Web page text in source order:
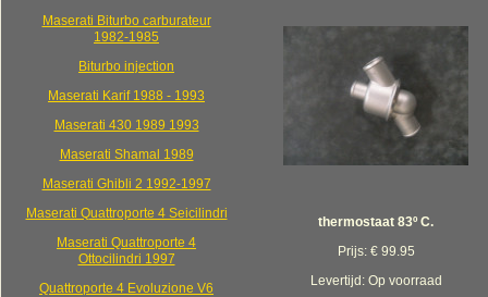
Maserati Biturbo carburateur
1982-1985
Biturbo injection
Maserati Karif 1988 - 1993
Maserati 430 1989 1993
Maserati Shamal 1989
Maserati Ghibli 2 1992-1997
Maserati Quattroporte 4 Seicilindri
Maserati Quattroporte 4
Ottocilindri 1997
Quattroporte 4 Evoluzione V6
thermostaat 83º C.
Prijs: € 99.95
Levertijd: Op voorraad